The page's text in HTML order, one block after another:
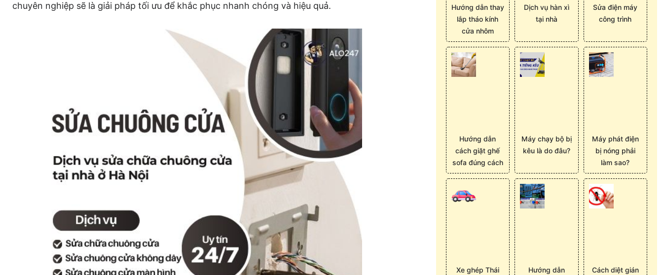
chuyên nghiệp sẽ là giải pháp tối ưu để khắc phục nhanh chóng và hiệu quả.
Hướng dẫn thay
lắp tháo kính
cửa nhôm
Dịch vụ hàn xì
tại nhà
Sửa điện máy
công trình
Hướng dẫn
cách giặt ghế
sofa đúng cách
Máy chạy bộ bị
kêu là do đâu?
Máy phát điện
bị nóng phải
làm sao?
Xe ghép Thái
Hướng dẫn
Cách diệt gián